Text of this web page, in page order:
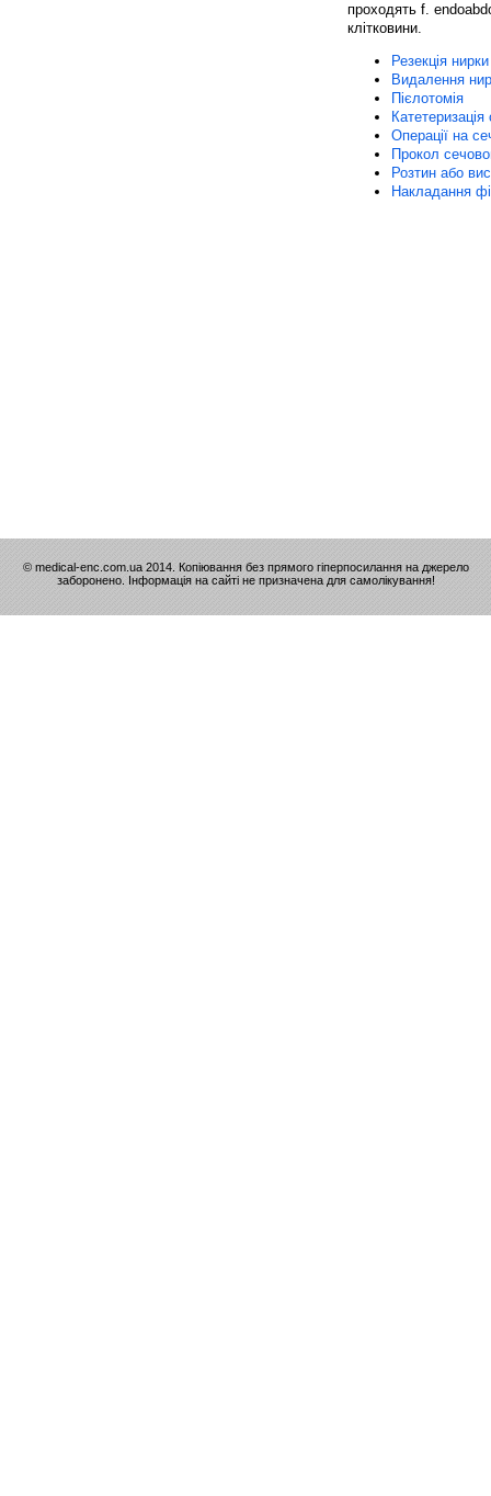
проходять f.
клітковини.
Резекція нирки
Видалення
Пієлотомія
Операції на
Прокол
Розтин або
Накладання
© medical-enc.com.ua 2014. Копіювання без прямого гіперпосилання на джерело
заборонено. Інформація на сайті не призначена для самолікування!